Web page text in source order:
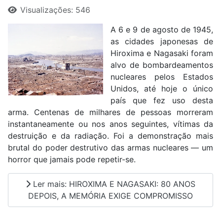
Visualizações: 546
A 6 e 9 de agosto de 1945,
as cidades japonesas de
Hiroxima e Nagasaki foram
alvo de bombardeamentos
nucleares pelos Estados
Unidos, até hoje o único
país que fez uso desta
arma. Centenas de milhares de pessoas morreram
instantaneamente ou nos anos seguintes, vítimas da
destruição e da radiação. Foi a demonstração mais
brutal do poder destrutivo das armas nucleares — um
horror que jamais pode repetir-se.
Ler mais: HIROXIMA E NAGASAKI: 80 ANOS
DEPOIS, A MEMÓRIA EXIGE COMPROMISSO